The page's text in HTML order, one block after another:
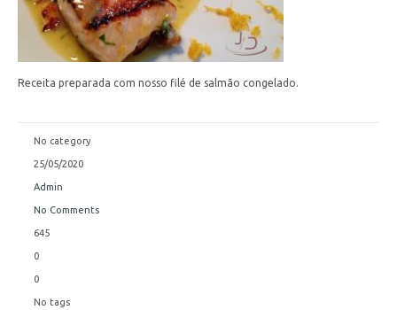
Receita preparada com nosso filé de salmão congelado.
No category
25/05/2020
Admin
No Comments
645
0
0
No tags